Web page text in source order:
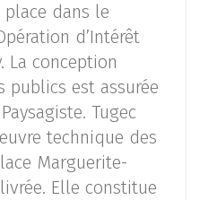
dans le
d’Intérêt
La conception
publics est assurée
Tugec
technique des
Marguerite-
Elle constitue